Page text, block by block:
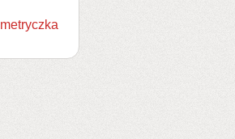
metryczka